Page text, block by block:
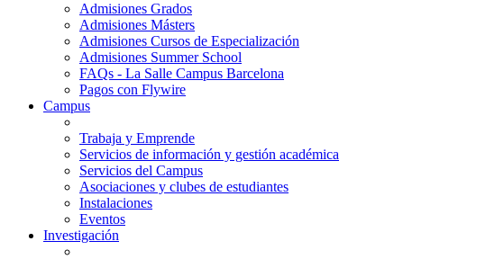
Admisiones Grados
Admisiones Másters
Admisiones Cursos de Especialización
Admisiones Summer School
FAQs - La Salle Campus Barcelona
Pagos con Flywire
Campus
Trabaja y Emprende
Servicios de información y gestión académica
Servicios del Campus
Asociaciones y clubes de estudiantes
Instalaciones
Eventos
Investigación